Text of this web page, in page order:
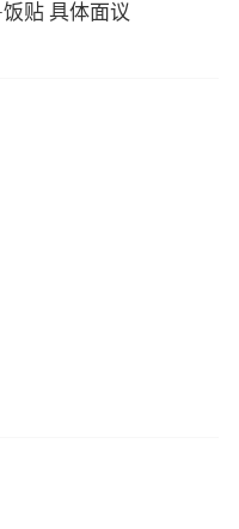
贴 具体面议